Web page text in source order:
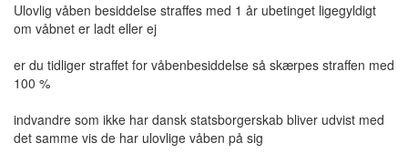
Ulovlig våben besiddelse straffes med 1 år ubetinget ligegyldigt
om våbnet er ladt eller ej
er du tidliger straffet for våbenbesiddelse så skærpes straffen med
100 %
indvandre som ikke har dansk statsborgerskab bliver udvist med
det samme vis de har ulovlige våben på sig